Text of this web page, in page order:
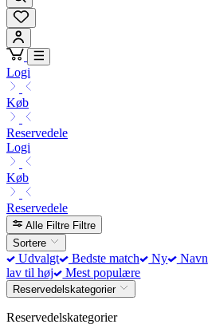
Logi
Køb
Reservedele
Logi
Køb
Reservedele
Alle Filtre Filtre
Sortere
Udvalgt Bedste match Ny Navn
lav til høj
Mest populære
Reservedelskategorier
Reservedelskategorier